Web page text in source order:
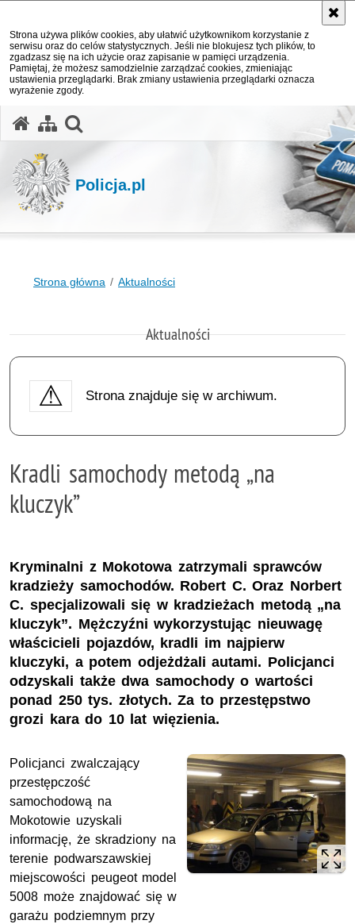
Strona używa plików cookies, aby ułatwić użytkownikom korzystanie z
serwisu oraz do celów statystycznych. Jeśli nie blokujesz tych plików, to
zgadzasz się na ich użycie oraz zapisanie w pamięci urządzenia.
Pamiętaj, że możesz samodzielnie zarządzać cookies, zmieniając
ustawienia przeglądarki. Brak zmiany ustawienia przeglądarki oznacza
wyrażenie zgody.
Policja.pl
Strona główna Aktualności
Aktualności
Strona znajduje się w archiwum.
Kradli samochody metodą „na
kluczyk”
Kryminalni z Mokotowa zatrzymali sprawców
kradzieży samochodów. Robert C. Oraz Norbert
C. specjalizowali się w kradzieżach metodą „na
kluczyk”. Mężczyźni wykorzystując nieuwagę
właścicieli pojazdów, kradli im najpierw
kluczyki, a potem odjeżdżali autami. Policjanci
odzyskali także dwa samochody o wartości
ponad 250 tys. złotych. Za to przestępstwo
grozi kara do 10 lat więzienia.
Policjanci zwalczający
przestępczość
samochodową na
Mokotowie uzyskali
informację, że skradziony na
terenie podwarszawskiej
miejscowości peugeot model
5008 może znajdować się w
garażu podziemnym przy